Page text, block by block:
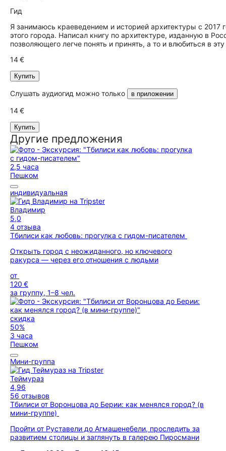
Гид
Я занимаюсь краеведением и историей архитектуры с 2017
этого города. Написал книгу по архитектуре, изданную в
позволяющего легче понять и принять, а то и влюбиться в
14 €
Купить
Слушать аудиогид можно только в приложении
14 €
Купить
Другие предложения
2,5 часа
Пешком
индивидуальная
Владимир
5,0
4 отзыва
Тбилиси как любовь: прогулка с гидом-писателем
Открыть город с неожиданного, но ключевого
ракурса — через его отношения с людьми
от
120 €
за группу, 1–8 чел.
скидка
50%
3 часа
Пешком
Мини-группа
Теймураз
4,96
56 отзывов
Тбилиси от Воронцова до Берии: как менялся город? (в
мини-группе)
Пройти от Руставели до Агмашенебели, проследить за
развитием столицы и заглянуть в галерею Пиросмани